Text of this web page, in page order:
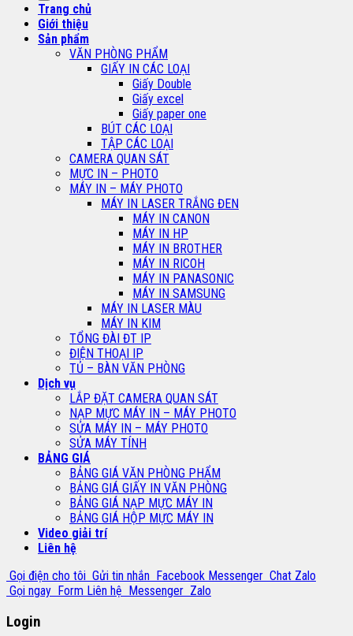
Trang chủ
Giới thiệu
Sản phẩm
VĂN PHÒNG PHẨM
GIẤY IN CÁC LOẠI
Giấy Double
Giấy excel
Giấy paper one
BÚT CÁC LOẠI
TẬP CÁC LOẠI
CAMERA QUAN SÁT
MỰC IN – PHOTO
MÁY IN – MÁY PHOTO
MÁY IN LASER TRẮNG ĐEN
MÁY IN CANON
MÁY IN HP
MÁY IN BROTHER
MÁY IN RICOH
MÁY IN PANASONIC
MÁY IN SAMSUNG
MÁY IN LASER MÀU
MÁY IN KIM
TỔNG ĐÀI ĐT IP
ĐIỆN THOẠI IP
TỦ – BÀN VĂN PHÒNG
Dịch vụ
LẮP ĐẶT CAMERA QUAN SÁT
NẠP MỰC MÁY IN – MÁY PHOTO
SỬA MÁY IN – MÁY PHOTO
SỬA MÁY TÍNH
BẢNG GIÁ
BẢNG GIÁ VĂN PHÒNG PHẨM
BẢNG GIÁ GIẤY IN VĂN PHÒNG
BẢNG GIÁ NẠP MỰC MÁY IN
BẢNG GIÁ HỘP MỰC MÁY IN
Video giải trí
Liên hệ
Gọi điện cho tôi Gửi tin nhắn Facebook Messenger Chat Zalo
Gọi ngay Form Liên hệ Messenger Zalo
Login